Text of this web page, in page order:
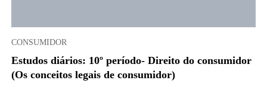
CONSUMIDOR
Estudos diários: 10º período- Direito do consumidor
(Os conceitos legais de consumidor)